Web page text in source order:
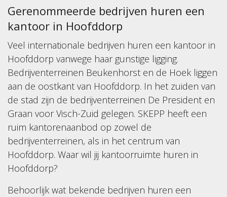
Gerenommeerde bedrijven huren een
kantoor in Hoofddorp
Veel internationale bedrijven huren een kantoor in
Hoofddorp vanwege haar gunstige ligging.
Bedrijventerreinen Beukenhorst en de Hoek liggen
aan de oostkant van Hoofddorp. In het zuiden van
de stad zijn de bedrijventerreinen De President en
Graan voor Visch-Zuid gelegen. SKEPP heeft een
ruim kantorenaanbod op zowel de
bedrijventerreinen, als in het centrum van
Hoofddorp. Waar wil jij kantoorruimte huren in
Hoofddorp?
Behoorlijk wat bekende bedrijven huren een